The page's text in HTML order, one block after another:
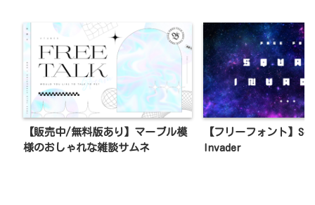
【販売中/無料版あり】マーブル模
様のおしゃれな雑談サムネ
【フリーフォント】
Invader